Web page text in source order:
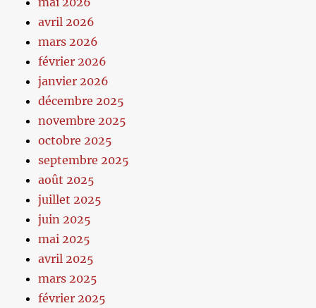
avril 2026
mars 2026
février 2026
janvier 2026
décembre 2025
novembre 2025
octobre 2025
septembre 2025
août 2025
juillet 2025
juin 2025
mai 2025
avril 2025
mars 2025
février 2025